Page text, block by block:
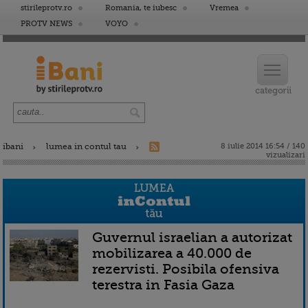
stirileprotv.ro Romania, te iubesc
Vremea
PROTV NEWS
VOYO
ibani lumea in contul tau
8 iulie 2014 16:54 / 140
vizualizari
Guvernul israelian a autorizat
mobilizarea a 40.000 de
rezervisti. Posibila ofensiva
terestra in Fasia Gaza